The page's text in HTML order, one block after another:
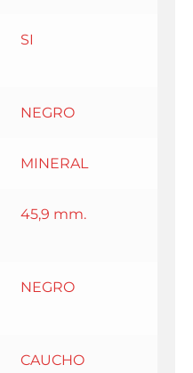
SI
NEGRO
MINERAL
45,9 mm.
NEGRO
CAUCHO